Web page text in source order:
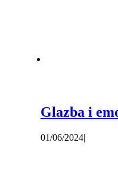
Glazba i
01/06/2024|